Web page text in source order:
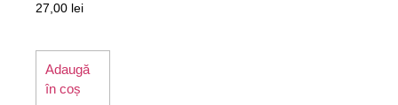
27,00 lei
Adaugă
în coș